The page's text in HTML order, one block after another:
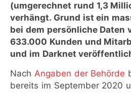
(umgerechnet rund 1,3
verhängt. Grund ist ein
bei dem persönliche Daten
633.000 Kunden und
und im Darknet
Nach Angaben der Behörde
bereits im September 2020